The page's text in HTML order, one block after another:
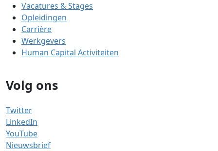
Vacatures & Stages
Opleidingen
Carrière
Werkgevers
Human Capital Activiteiten
Volg ons
Twitter
LinkedIn
YouTube
Nieuwsbrief